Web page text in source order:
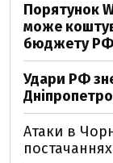
Порятунок
може
бюджету РФ
Удари РФ
Атаки в